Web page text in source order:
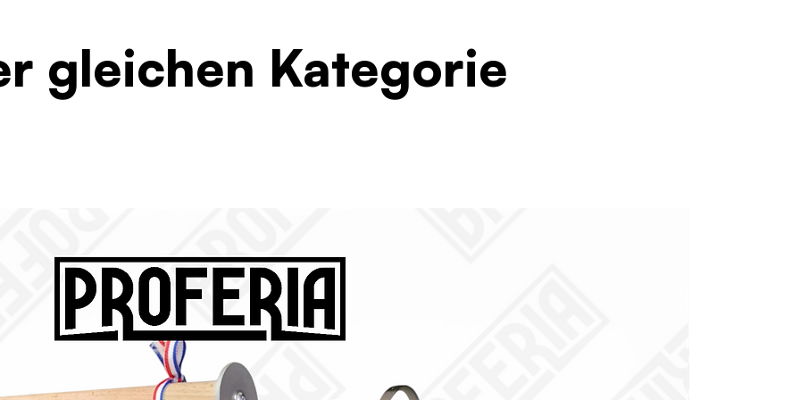
gleichen Kategorie